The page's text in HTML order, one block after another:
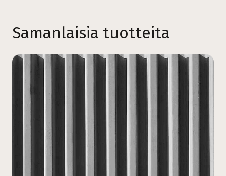
Samanlaisia tuotteita